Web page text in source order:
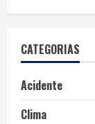
CATEGORIAS
Acidente
Clima